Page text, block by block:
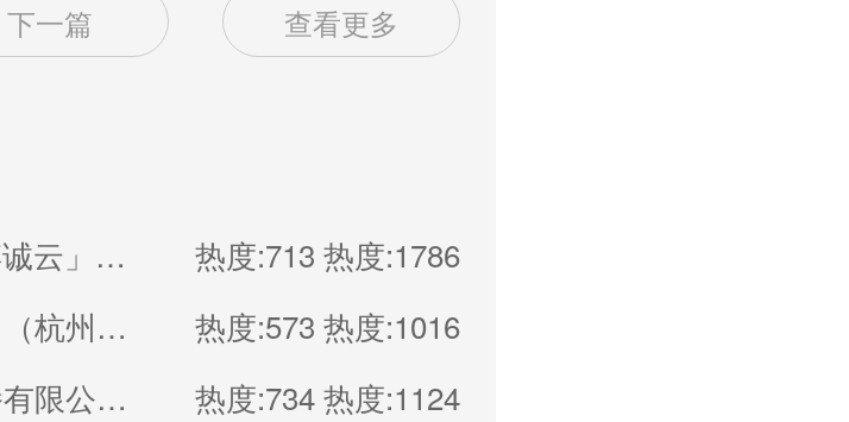
下一篇 查看更多
2026贺年 | 致每一位「博诚云」的家人 热度:713 热度:1786
杭州浚辰文传播有限公司（杭州无界影像空间）
热度:573 热度:1016
厦门鹭栖花间集文化传播有限公司（福建厦门良辰集摄影）
热度:734热度:1124